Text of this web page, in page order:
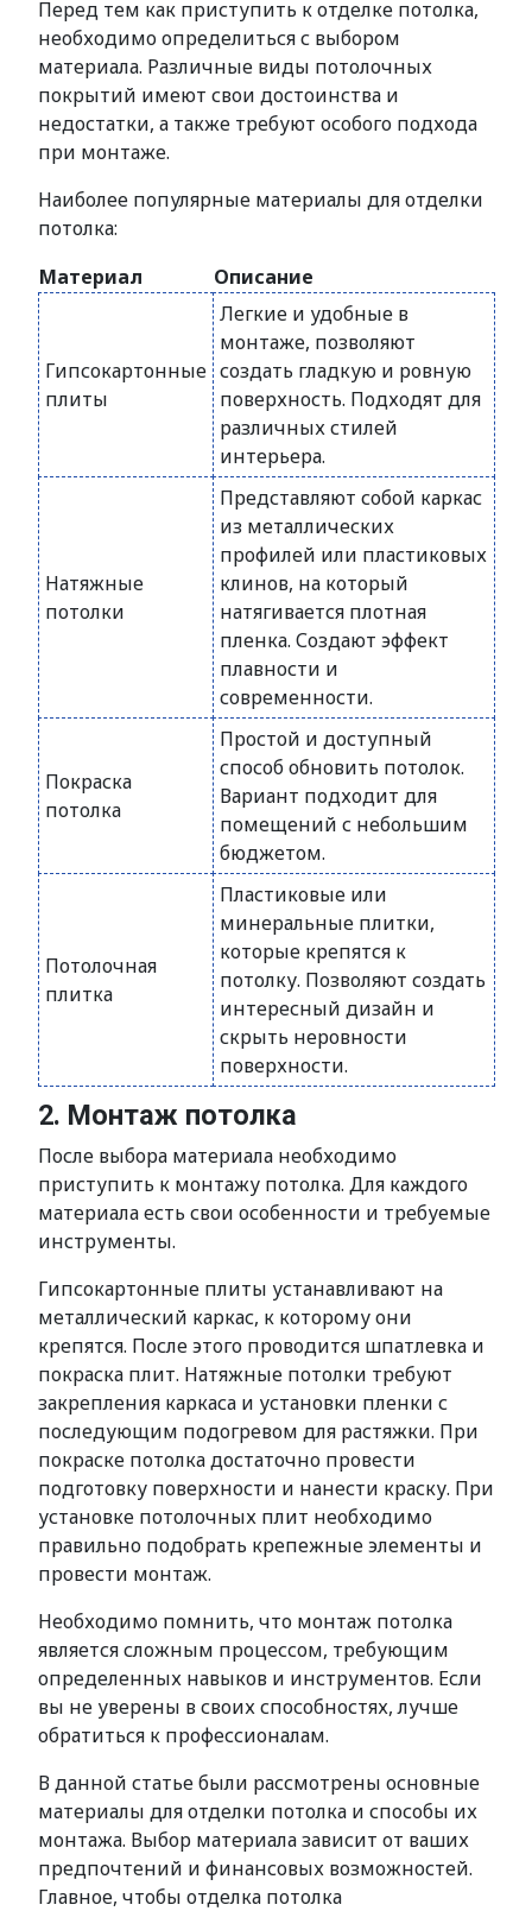
Перед тем как приступить к отделке потолка,
необходимо определиться с выбором
материала. Различные виды потолочных
покрытий имеют свои достоинства и
недостатки, а также требуют особого подхода
при монтаже.
Наиболее популярные материалы для отделки
потолка:
Материал
Описание
Гипсокартонные
плиты
Легкие и удобные в
монтаже, позволяют
создать гладкую и ровную
поверхность. Подходят для
различных стилей
интерьера.
Натяжные
потолки
Представляют собой каркас
из металлических
профилей или пластиковых
клинов, на который
натягивается плотная
пленка. Создают эффект
плавности и
современности.
Покраска
потолка
Простой и доступный
способ обновить потолок.
Вариант подходит для
помещений с небольшим
бюджетом.
Потолочная
плитка
Пластиковые или
минеральные плитки,
которые крепятся к
потолку. Позволяют создать
интересный дизайн и
скрыть неровности
поверхности.
2. Монтаж потолка
После выбора материала необходимо
приступить к монтажу потолка. Для каждого
материала есть свои особенности и требуемые
инструменты.
Гипсокартонные плиты устанавливают на
металлический каркас, к которому они
крепятся. После этого проводится шпатлевка и
покраска плит. Натяжные потолки требуют
закрепления каркаса и установки пленки с
последующим подогревом для растяжки. При
покраске потолка достаточно провести
подготовку поверхности и нанести краску. При
установке потолочных плит необходимо
правильно подобрать крепежные элементы и
провести монтаж.
Необходимо помнить, что монтаж потолка
является сложным процессом, требующим
определенных навыков и инструментов. Если
вы не уверены в своих способностях, лучше
обратиться к профессионалам.
В данной статье были рассмотрены основные
материалы для отделки потолка и способы их
монтажа. Выбор материала зависит от ваших
предпочтений и финансовых возможностей.
Главное, чтобы отделка потолка